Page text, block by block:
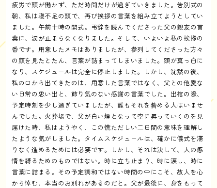
疲労で頭が働かず、ただ時間だけが過ぎていきました。告別式の
朝、私は寝不足の頭で、再び挨拶の言葉を組み立てようとしてい
ました。午前十時の開式。弔辞を読んでくださった父の親友の言
葉に、涙が止まらなくなりました。そして、いよいよ私の挨拶の
番です。用意したメモはありましたが、参列してくださった方々
の顔を見たとたん、言葉が詰まってしまいました。頭が真っ白に
なり、スケジュールは完全に停止しました。しかし、沈黙の後、
私の口から出てきたのは、用意した言葉ではなく、父との他愛な
い日常の思い出と、飾り気のない感謝の言葉でした。出棺の際、
予定時刻を少し過ぎていましたが、誰もそれを咎める人はいませ
んでした。火葬場で、父が白い煙となって空に昇っていくのを見
届けた時、私はようやく、この慌ただしい二日間の意味を理解し
たような気がしました。タイムスケジュールは、確かに儀式を滞
りなく進めるためには必要です。しかし、それは決して、人の感
情を縛るためのものではない。時に立ち止まり、時に涙し、時に
言葉に詰まる。その予定調和ではない時間の中にこそ、故人を心
から悼む、本当のお別れがあるのだと。父が最後に、身をもって